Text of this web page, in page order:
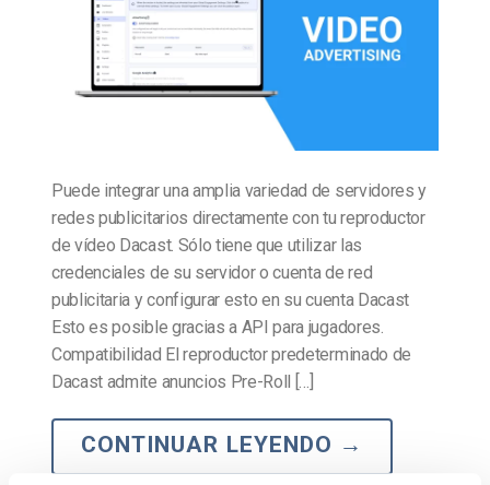
Puede integrar una amplia variedad de servidores y
redes publicitarios directamente con tu reproductor
de vídeo Dacast. Sólo tiene que utilizar las
credenciales de su servidor o cuenta de red
publicitaria y configurar esto en su cuenta Dacast
Esto es posible gracias a API para jugadores.
Compatibilidad El reproductor predeterminado de
Dacast admite anuncios Pre-Roll […]
CONTINUAR LEYENDO →